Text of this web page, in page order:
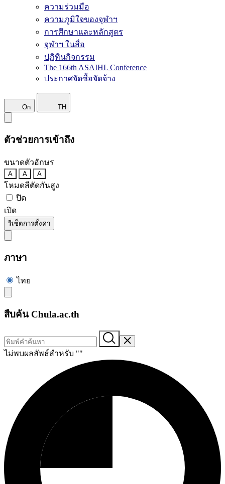
ความร่วมมือ
ความภูมิใจของจุฬาฯ
การศึกษาและหลักสูตร
จุฬาฯ ในสื่อ
ปฏิทินกิจกรรม
The 166th ASAIHL Conference
ประกาศจัดซื้อจัดจ้าง
On TH
ตัวช่วยการเข้าถึง
ขนาดตัวอักษร
A A A
โหมดสีตัดกันสูง
ปิด
เปิด
รีเซ็ตการตั้งค่า
ภาษา
ไทย
สืบค้น Chula.ac.th
ไม่พบผลลัพธ์สำหรับ ""